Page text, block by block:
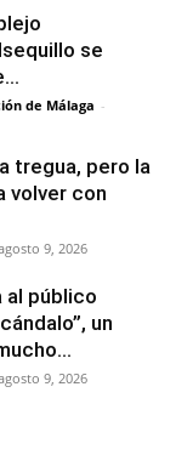
se
de Málaga -
tregua, pero la
volver con
9, 2026
al público
un
9, 2026